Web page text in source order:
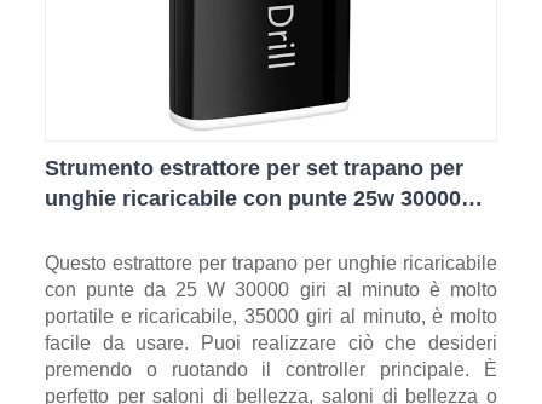
Strumento estrattore per set trapano per
unghie ricaricabile con punte 25w 30000
Questo estrattore per trapano per unghie ricaricabile
con punte da 25 W 30000 giri al minuto è molto
portatile e ricaricabile, 35000 giri al minuto, è molto
facile da usare. Puoi realizzare ciò che desideri
premendo o ruotando il controller principale. È
perfetto per saloni di bellezza, saloni di bellezza o